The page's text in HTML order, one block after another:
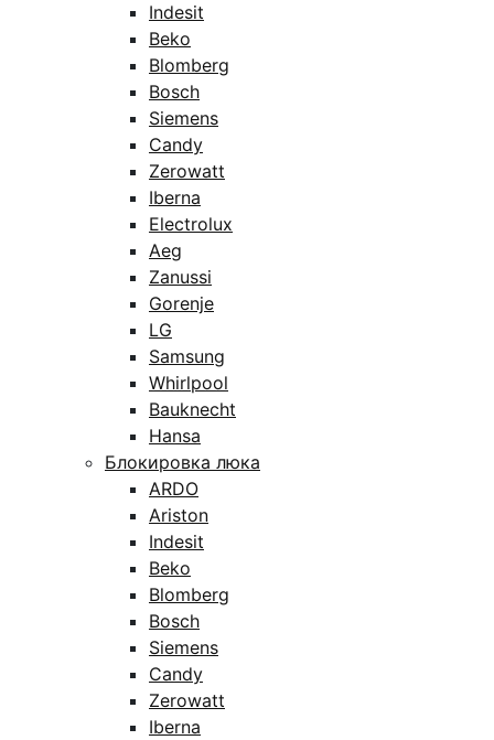
Indesit
Beko
Blomberg
Bosch
Siemens
Candy
Zerowatt
Iberna
Electrolux
Aeg
Zanussi
Gorenje
LG
Samsung
Whirlpool
Bauknecht
Hansa
Блокировка люка
ARDO
Ariston
Indesit
Beko
Blomberg
Bosch
Siemens
Candy
Zerowatt
Iberna